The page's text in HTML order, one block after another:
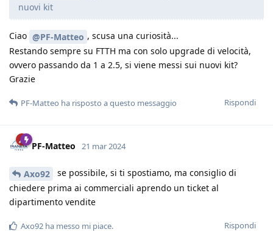
nuovi kit
Ciao @PF-Matteo , scusa una curiosità...
Restando sempre su FTTH ma con solo upgrade di velocità,
ovvero passando da 1 a 2.5, si viene messi sui nuovi kit?
Grazie
Rispondi
PF-Matteo ha risposto a questo messaggio
PF-Matteo 21 mar 2024
Axo92
se possibile, si ti spostiamo, ma consiglio di
chiedere prima ai commerciali aprendo un ticket al
dipartimento vendite
Rispondi
Axo92 ha messo mi piace.